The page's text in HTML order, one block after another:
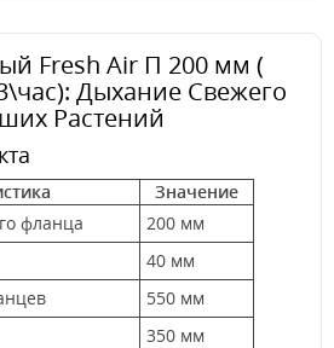
Fresh Air П 200 мм (
Дыхание Свежего
Растений
Значение
фланца
200 мм
40 мм
550 мм
350 мм